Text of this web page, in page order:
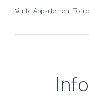
Vente Appartement